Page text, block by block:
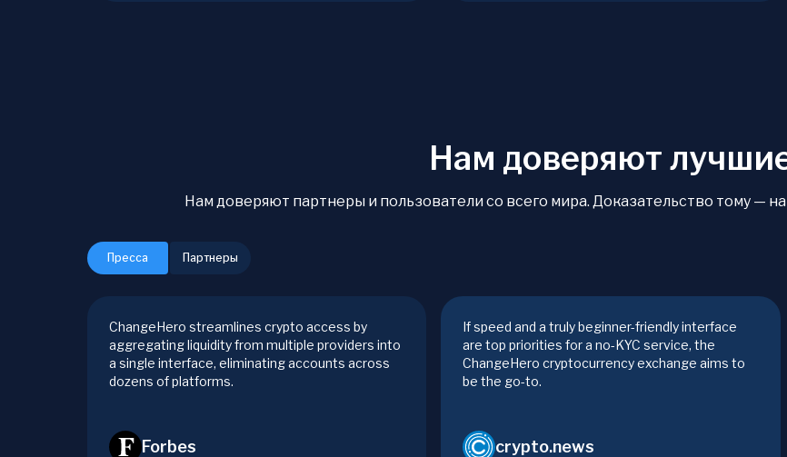
Нам доверяют
Нам доверяют партнеры и пользователи со всего мира. Доказательство тому —
Пресса Партнеры
ChangeHero streamlines crypto access by
aggregating liquidity from multiple providers into
a single interface, eliminating accounts across
dozens of platforms.
Forbes
If speed and a truly beginner-friendly interface
are top priorities for a no-KYC service, the
ChangeHero cryptocurrency exchange aims to
be the go-to.
crypto.news